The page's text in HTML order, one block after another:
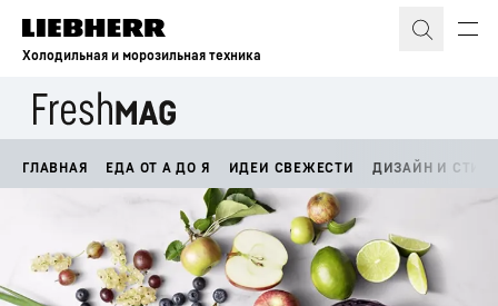
Холодильная и морозильная техника
ГЛАВНАЯ ЕДА ОТ А ДО Я ИДЕИ СВЕЖЕСТИ ДИЗАЙН И